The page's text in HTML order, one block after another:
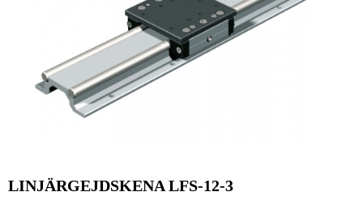
LINJÄRGEJDSKENA LFS-12-3